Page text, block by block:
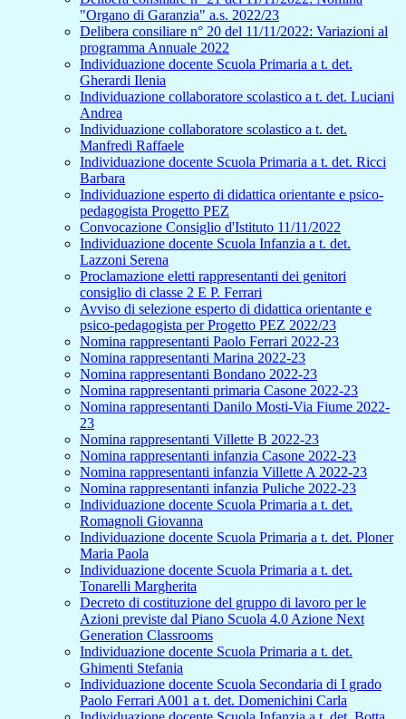
"Organo di Garanzia" a.s. 2022/23
Delibera consiliare n° 20 del 11/11/2022: Variazioni al
programma Annuale 2022
Individuazione docente Scuola Primaria a t. det.
Gherardi Ilenia
Individuazione collaboratore scolastico a t. det. Luciani
Andrea
Individuazione collaboratore scolastico a t. det.
Manfredi Raffaele
Individuazione docente Scuola Primaria a t. det. Ricci
Barbara
Individuazione esperto di didattica orientante e psico-
pedagogista Progetto PEZ
Convocazione Consiglio d'Istituto 11/11/2022
Individuazione docente Scuola Infanzia a t. det.
Lazzoni Serena
Proclamazione eletti rappresentanti dei genitori
consiglio di classe 2 E P. Ferrari
Avviso di selezione esperto di didattica orientante e
psico-pedagogista per Progetto PEZ 2022/23
Nomina rappresentanti Paolo Ferrari 2022-23
Nomina rappresentanti Marina 2022-23
Nomina rappresentanti Bondano 2022-23
Nomina rappresentanti primaria Casone 2022-23
Nomina rappresentanti Danilo Mosti-Via Fiume 2022-
23
Nomina rappresentanti Villette B 2022-23
Nomina rappresentanti infanzia Casone 2022-23
Nomina rappresentanti infanzia Villette A 2022-23
Nomina rappresentanti infanzia Puliche 2022-23
Individuazione docente Scuola Primaria a t. det.
Romagnoli Giovanna
Individuazione docente Scuola Primaria a t. det. Ploner
Maria Paola
Individuazione docente Scuola Primaria a t. det.
Tonarelli Margherita
Decreto di costituzione del gruppo di lavoro per le
Azioni previste dal Piano Scuola 4.0 Azione Next
Generation Classrooms
Individuazione docente Scuola Primaria a t. det.
Ghimenti Stefania
Individuazione docente Scuola Secondaria di I grado
Paolo Ferrari A001 a t. det. Domenichini Carla